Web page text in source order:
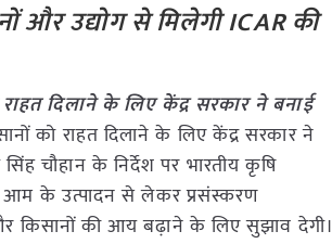
और उद्योग से मिलेगी ICAR की
दिलाने के लिए केंद्र सरकार ने बनाई
को राहत दिलाने के लिए केंद्र सरकार ने
चौहान के निर्देश पर भारतीय कृषि
आम के उत्पादन से लेकर प्रसंस्करण
किसानों की आय बढ़ाने के लिए सुझाव देगी।